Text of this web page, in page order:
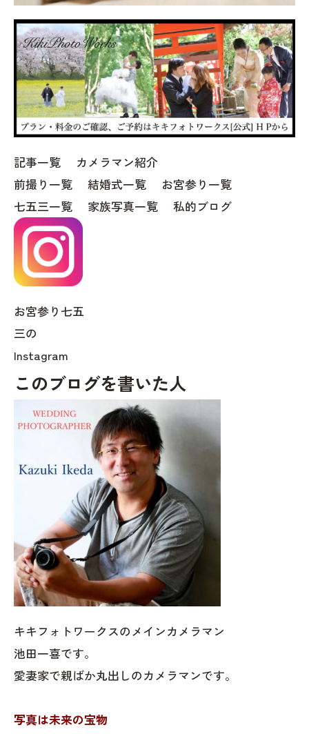
記事一覧
カメラマン紹介
前撮り一覧
結婚式一覧
お宮参り一覧
七五三一覧
家族写真一覧 私的ブログ
お宮参り七五
三の
Instagram
このブログを書いた人
キキフォトワークスのメインカメラマン
池田一喜です。
愛妻家で親ばか丸出しのカメラマンです。
写真は未来の宝物